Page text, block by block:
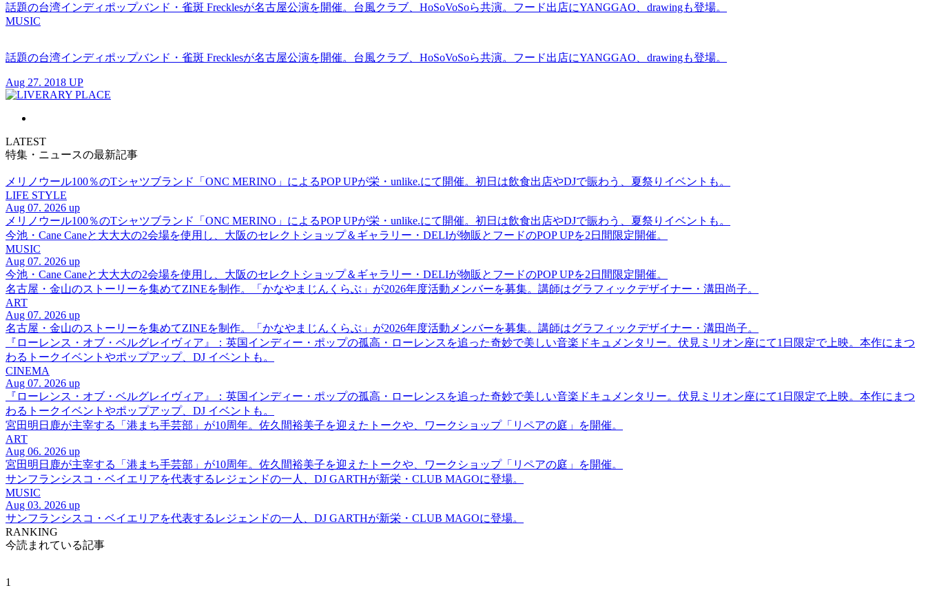
話題の台湾インディポップバンド・雀斑 Frecklesが名古屋公演を開催。台風クラブ、HoSoVoSoら共演。フード出店にYANGGAO、drawingも登場。
MUSIC
話題の台湾インディポップバンド・雀斑 Frecklesが名古屋公演を開催。台風クラブ、HoSoVoSoら共演。フード出店にYANGGAO、drawingも登場。
Aug 27. 2018 UP
LATEST
特集・ニュースの最新記事
メリノウール100％のTシャツブランド「ONC MERINO」によるPOP UPが栄・unlike.にて開催。初日は飲食出店やDJで賑わう、夏祭りイベントも。
LIFE STYLE
Aug 07. 2026 up
メリノウール100％のTシャツブランド「ONC MERINO」によるPOP UPが栄・unlike.にて開催。初日は飲食出店やDJで賑わう、夏祭りイベントも。
今池・Cane Caneと大大大の2会場を使用し、大阪のセレクトショップ＆ギャラリー・DELIが物販とフードのPOP UPを2日間限定開催。
MUSIC
Aug 07. 2026 up
今池・Cane Caneと大大大の2会場を使用し、大阪のセレクトショップ＆ギャラリー・DELIが物販とフードのPOP UPを2日間限定開催。
名古屋・金山のストーリーを集めてZINEを制作。「かなやまじんくらぶ」が2026年度活動メンバーを募集。講師はグラフィックデザイナー・溝田尚子。
ART
Aug 07. 2026 up
名古屋・金山のストーリーを集めてZINEを制作。「かなやまじんくらぶ」が2026年度活動メンバーを募集。講師はグラフィックデザイナー・溝田尚子。
『ローレンス・オブ・ベルグレイヴィア』：英国インディー・ポップの孤高・ローレンスを追った奇妙で美しい音楽ドキュメンタリー。伏見ミリオン座にて1日限定で上映。本作にまつ
わるトークイベントやポップアップ、DJ イベントも。
CINEMA
Aug 07. 2026 up
『ローレンス・オブ・ベルグレイヴィア』：英国インディー・ポップの孤高・ローレンスを追った奇妙で美しい音楽ドキュメンタリー。伏見ミリオン座にて1日限定で上映。本作にまつ
わるトークイベントやポップアップ、DJ イベントも。
宮田明日鹿が主宰する「港まち手芸部」が10周年。佐久間裕美子を迎えたトークや、ワークショップ「リペアの庭」を開催。
ART
Aug 06. 2026 up
宮田明日鹿が主宰する「港まち手芸部」が10周年。佐久間裕美子を迎えたトークや、ワークショップ「リペアの庭」を開催。
サンフランシスコ・ベイエリアを代表するレジェンドの一人、DJ GARTHが新栄・CLUB MAGOに登場。
MUSIC
Aug 03. 2026 up
サンフランシスコ・ベイエリアを代表するレジェンドの一人、DJ GARTHが新栄・CLUB MAGOに登場。
RANKING
今読まれている記事
1